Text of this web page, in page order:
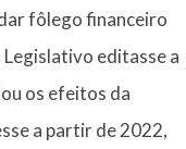
fôlego financeiro
editasse a
os efeitos da
a partir de 2022,